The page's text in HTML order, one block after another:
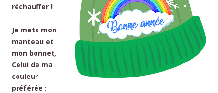
réchauffer !
Je mets mon
manteau et
mon bonnet,
Celui de ma
couleur
préférée :